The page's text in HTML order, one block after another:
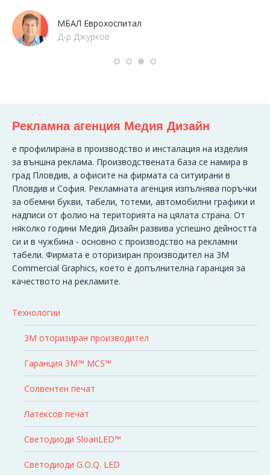
МБАЛ Еврохоспитал
Д-р Джурков
Рекламна агенция Медия Дизайн
e профилирана в производство и инсталация на изделия
за външна реклама. Производствената база се намира в
град Пловдив, а офисите на фирмата са ситуирани в
Пловдив и София. Рекламната агенция изпълнява поръчки
за обемни букви, табели, тотеми, автомобилни графики и
надписи от фолио на територията на цялата страна. От
няколко години Медия Дизайн развива успешно дейността
си и в чужбина - основно с производство на рекламни
табели. Фирмата е оторизиран производител на 3M
Commercial Graphics, което е допълнителна гаранция за
качеството на рекламите.
Технологии
3M оторизиран производител
Гаранция 3M™ MCS™
Солвентен печат
Латексов печат
Светодиоди SloanLED™
Светодиоди G.O.Q. LED